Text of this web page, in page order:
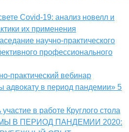
Covid-19: анализ новелл и
их применения
научно-практического
профессионального
практический вебинар
адвокату в период пандемии» 5
в работе Круглого стола
В ПЕРИОД ПАНДЕМИИ 2020: